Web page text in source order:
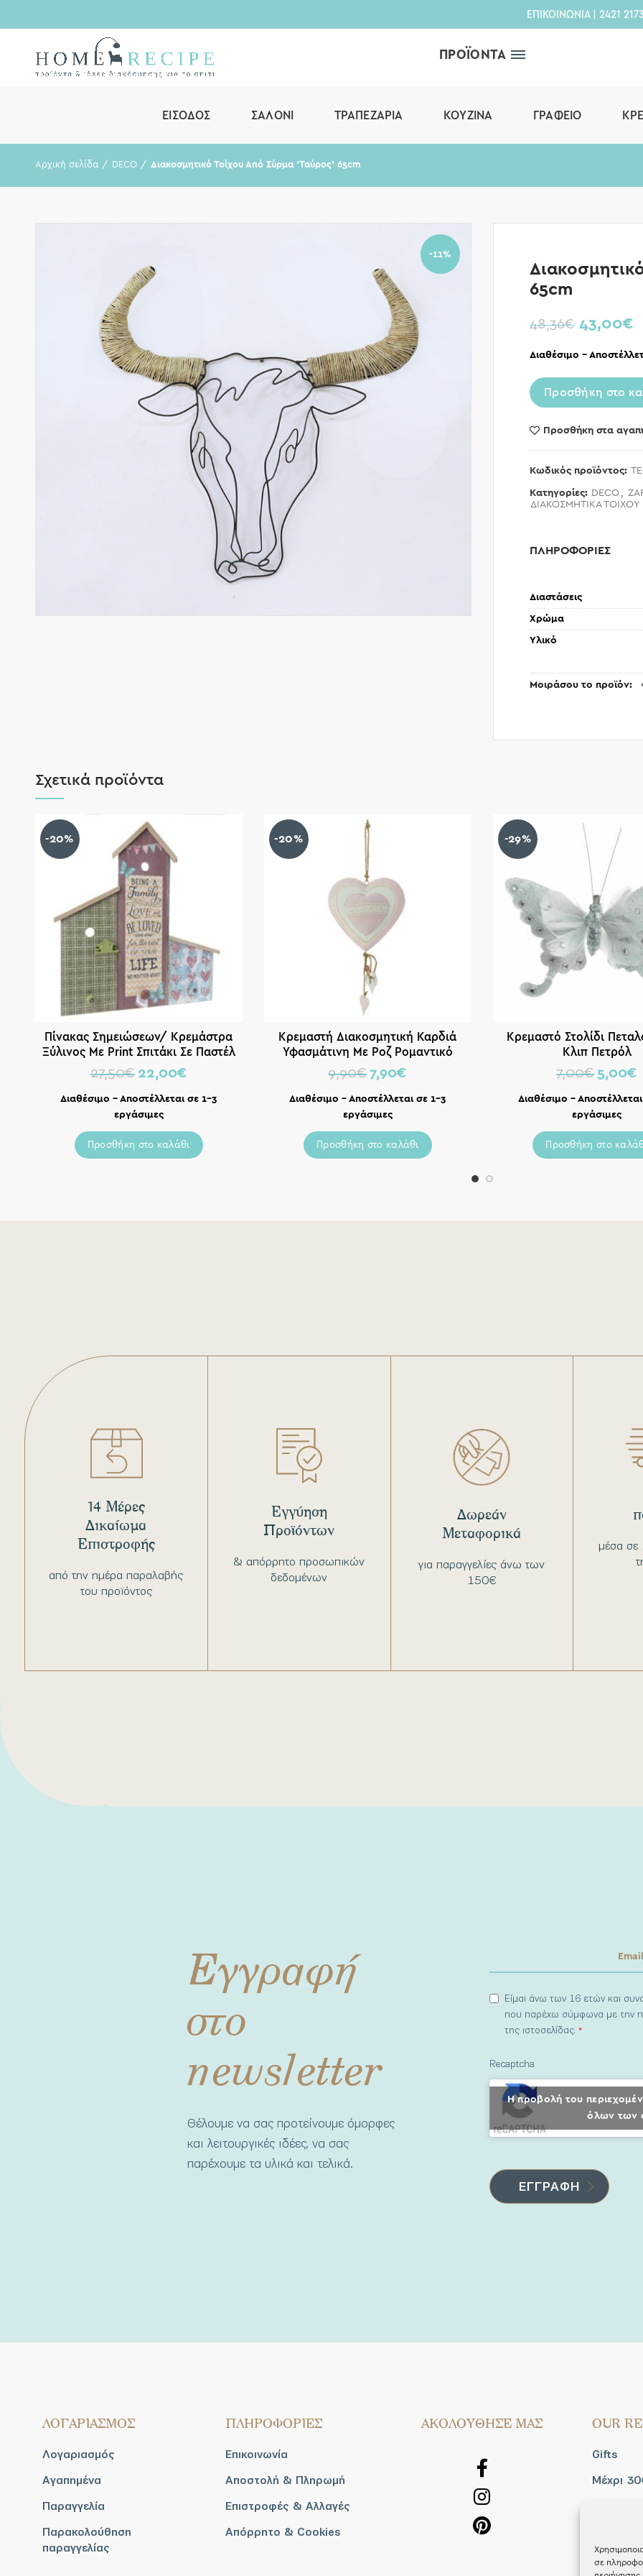
σε
ΕΠΙΚΟΙΝΩΝΙΑ| 2421
ΠΡΟΪΟΝΤΑ
ΕΊΣΟΔΟΣ ΣΑΛΌΝΙ ΤΡΑΠΕΖΑΡΊΑ ΚΟΥΖΊΝΑ ΓΡΑΦΕΊΟ
Αρχική σελίδα DECO Διακοσμητικό Τοίχου Από Σύρμα ‘Ταύρος’ 65cm
-11%
65cm
48,36€ 43,00€
Διαθέσιμο –
Προσθήκη στο
Προσθήκη στα
Κωδικός προϊόντος:
Κατηγορίες: DECO ,
ΔΙΑΚΟΣΜΗΤΙΚΑ ΤΟΙΧΟΥ
ΠΛΗΡΟΦΟΡΙΕΣ
Διαστάσεις
Χρώμα
Υλικό
Μοιράσου το προϊόν
Σχετικά προϊόντα
-20%
Πίνακας Σημειώσεων/ Κρεμάστρα
Ξύλινος Με Print Σπιτάκι Σε Παστέλ
Αποχρώσεις
27,50€ 22,00€
Διαθέσιμο – Αποστέλλεται σε 1-3
εργάσιμες
Προσθήκη στο καλάθι
-20%
Κρεμαστή Διακοσμητική Καρδιά
Υφασμάτινη Με Ροζ Ρομαντικό
Σχέδιο 16x3x27/37
9,90€ 7,90€
Διαθέσιμο – Αποστέλλεται σε 1-3
εργάσιμες
Προσθήκη στο καλάθι
-29%
Κρεμαστό Στολίδι
Κλιπ Πετρόλ
7,00€ 5,00€
Διαθέσιμο –
εργάσιμες
Προσθήκη στο
από την ημέρα παραλαβής
του προϊόντος
14 Μέρες
Δικαίωμα
Επιστροφής
& απόρρητο προσωπικών
δεδομένων
Εγγύηση
Προϊόντων
για παραγγελίες άνω των
150€
Δωρεάν
Μεταφορικά
μέσα σε
Εγγραφή
στο
newsletter
Θέλουμε να σας προτείνουμε όμορφες
και λειτουργικές ιδέες, να σας
παρέχουμε τα υλικά και τελικά.
Είμαι άνω των 16 ετών και
που παρέχω σύμφωνα με την
της ιστοσελίδας.*
Recaptcha
Η προβολή του
όλων των
ΛΟΓΑΡΙΑΣΜΟΣ
Λογαριασμός
Αγαπημένα
Παραγγελία
Παρακολούθηση
παραγγελίας
ΠΛΗΡΟΦΟΡΙΕΣ
Επικοινωνία
Αποστολή & Πληρωμή
Επιστροφές & Αλλαγές
Απόρρητο & Cookies
AΚΟΛΟΥΘΗΣΕ ΜΑΣ OUR
Gifts
Μέχρι